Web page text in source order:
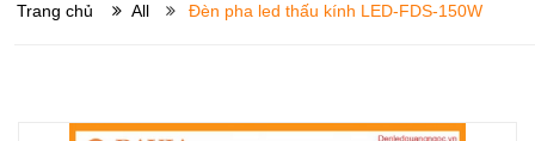
Trang chủ All Đèn pha led thấu kính LED-FDS-150W